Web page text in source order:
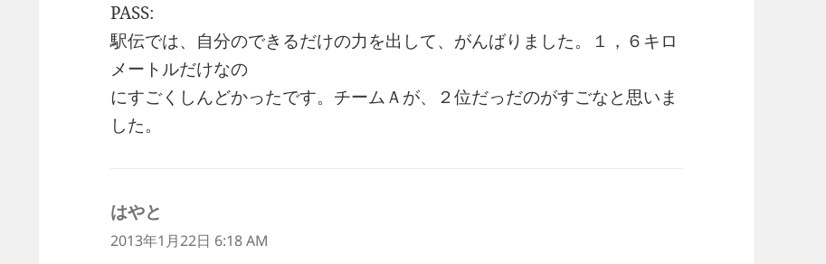
PASS:
駅伝では、自分のできるだけの力を出して、がんばりました。１，６キロ
メートルだけなの
にすごくしんどかったです。チームＡが、２位だっだのがすごなと思いま
した。
はやと
り:
2013年1月22日 6:18 AM